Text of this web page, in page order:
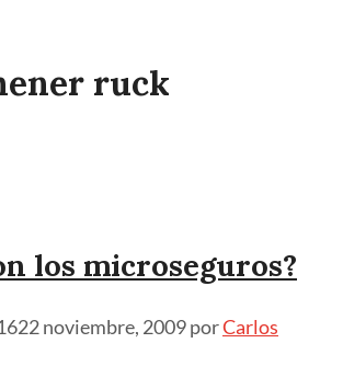
ruck
los microseguros?
22 noviembre, 2009porCarlos